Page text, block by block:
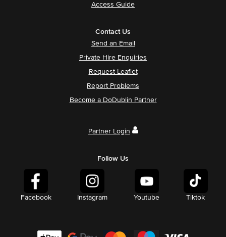
Access Guide
Contact Us
Send an Email
Private Hire Enquiries
Request Leaflet
Report Problems
Become a DoDublin Partner
Partner Login
Follow Us
Facebook Instagram Youtube Tiktok